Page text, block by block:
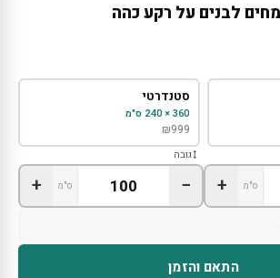
לבנים על רקע כהה
סטנדרטי
360 × 240 ס"מ
₪999
ס"מ +
גובה
− ס"מ +
התאם והזמן